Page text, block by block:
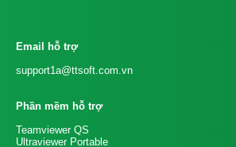
Email hỗ trợ
support1a@ttsoft.com.vn
Phần mềm hỗ trợ
Teamviewer QS
Ultraviewer Portable